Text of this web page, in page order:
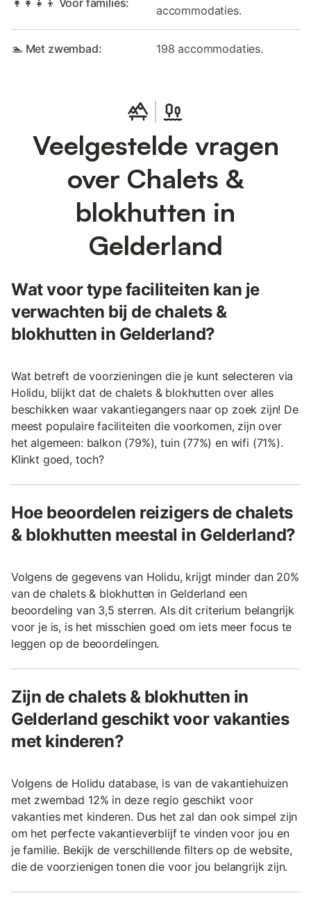
👩‍👩‍👧‍👦 Voor families:
accommodaties.
🏊 Met zwembad: 198 accommodaties.
Veelgestelde vragen
over Chalets &
blokhutten in
Gelderland
Wat voor type faciliteiten kan je
verwachten bij de chalets &
blokhutten in Gelderland?
Wat betreft de voorzieningen die je kunt selecteren via
Holidu, blijkt dat de chalets & blokhutten over alles
beschikken waar vakantiegangers naar op zoek zijn! De
meest populaire faciliteiten die voorkomen, zijn over
het algemeen: balkon (79%), tuin (77%) en wifi (71%).
Klinkt goed, toch?
Hoe beoordelen reizigers de chalets
& blokhutten meestal in Gelderland?
Volgens de gegevens van Holidu, krijgt minder dan 20%
van de chalets & blokhutten in Gelderland een
beoordeling van 3,5 sterren. Als dit criterium belangrijk
voor je is, is het misschien goed om iets meer focus te
leggen op de beoordelingen.
Zijn de chalets & blokhutten in
Gelderland geschikt voor vakanties
met kinderen?
Volgens de Holidu database, is van de vakantiehuizen
met zwembad 12% in deze regio geschikt voor
vakanties met kinderen. Dus het zal dan ook simpel zijn
om het perfecte vakantieverblijf te vinden voor jou en
je familie. Bekijk de verschillende filters op de website,
die de voorzienigen tonen die voor jou belangrijk zijn.